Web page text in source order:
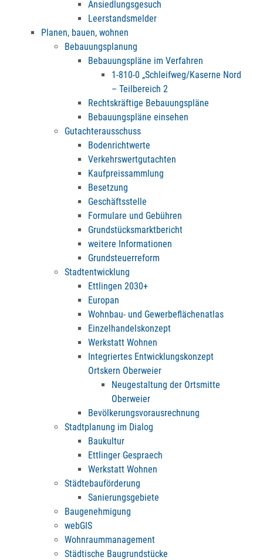
Ansiedlungsgesuch
Leerstandsmelder
Planen, bauen, wohnen
Bebauungsplanung
Bebauungspläne im Verfahren
1-810-0 „Schleifweg/Kaserne Nord
– Teilbereich 2
Rechtskräftige Bebauungspläne
Bebauungspläne einsehen
Gutachterausschuss
Bodenrichtwerte
Verkehrswertgutachten
Kaufpreissammlung
Besetzung
Geschäftsstelle
Formulare und Gebühren
Grundstücksmarktbericht
weitere Informationen
Grundsteuerreform
Stadtentwicklung
Ettlingen 2030+
Europan
Wohnbau- und Gewerbeflächenatlas
Einzelhandelskonzept
Werkstatt Wohnen
Integriertes Entwicklungskonzept
Ortskern Oberweier
Neugestaltung der Ortsmitte
Oberweier
Bevölkerungsvorausrechnung
Stadtplanung im Dialog
Baukultur
Ettlinger Gespraech
Werkstatt Wohnen
Städtebauförderung
Sanierungsgebiete
Baugenehmigung
webGIS
Wohnraummanagement
Städtische Baugrundstücke